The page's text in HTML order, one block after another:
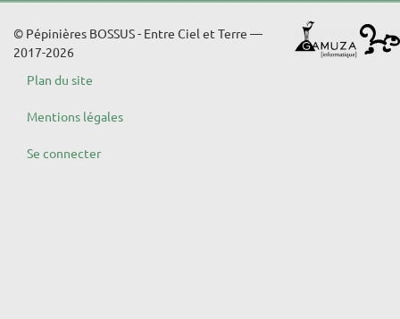
© Pépinières BOSSUS - Entre Ciel et Terre —
2017-2026
Plan du site
Mentions légales
Se connecter